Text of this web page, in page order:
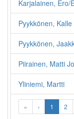
Karjalainen, Ero/
Pyykkönen,
Pyykkönen,
Piirainen, Matti
Yliniemi, Martti
« ‹ 1 2